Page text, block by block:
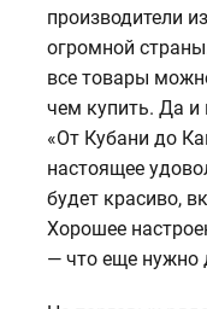
производители
огромной
все товары
чем купить. Да
«От Кубани до
настоящее
будет красиво,
Хорошее
— что еще нужно